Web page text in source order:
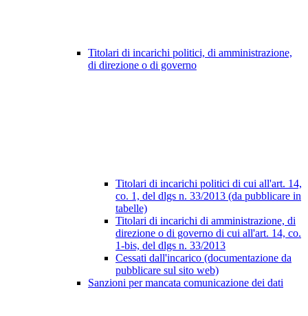
Titolari di incarichi politici, di amministrazione,
di direzione o di governo
Titolari di incarichi politici di cui all'art. 14,
co. 1, del dlgs n. 33/2013 (da pubblicare in
tabelle)
Titolari di incarichi di amministrazione, di
direzione o di governo di cui all'art. 14, co.
1-bis, del dlgs n. 33/2013
Cessati dall'incarico (documentazione da
pubblicare sul sito web)
Sanzioni per mancata comunicazione dei dati